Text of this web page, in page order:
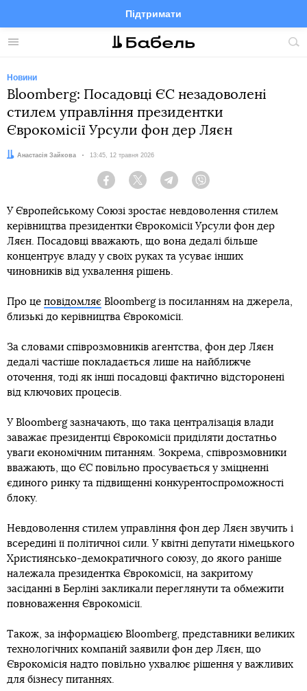
Меню
Підтримати
FacebookTelegramTwitter
Новини
Bloomberg: Посадовці ЄС незадоволені
стилем управління президентки
Єврокомісії Урсули фон дер Ляєн
Автор:
Анастасія Зайкова Дата:
13:45, 12 травня 2026
Facebook Twitter Telegram
У Європейському Союзі зростає невдоволення стилем
керівництва президентки Єврокомісії Урсули фон дер
Ляєн. Посадовці вважають, що вона дедалі більше
концентрує владу у своїх руках та усуває інших
чиновників від ухвалення рішень.
Про це повідомляє Bloomberg із посиланням на джерела,
близькі до керівництва Єврокомісії.
За словами співрозмовників агентства, фон дер Ляєн
дедалі частіше покладається лише на найближче
оточення, тоді як інші посадовці фактично відсторонені
від ключових процесів.
У Bloomberg зазначають, що така централізація влади
заважає президентці Єврокомісії приділяти достатньо
уваги економічним питанням. Зокрема, співрозмовники
вважають, що ЄС повільно просувається у зміцненні
єдиного ринку та підвищенні конкурентоспроможності
блоку.
Невдоволення стилем управління фон дер Ляєн звучить і
всередині її політичної сили. У квітні депутати німецького
Християнсько-демократичного союзу, до якого раніше
належала президентка Єврокомісії, на закритому
засіданні в Берліні закликали переглянути та обмежити
повноваження Єврокомісії.
Також, за інформацією Bloomberg, представники великих
технологічних компаній заявили фон дер Ляєн, що
Єврокомісія надто повільно ухвалює рішення у важливих
для бізнесу питаннях.